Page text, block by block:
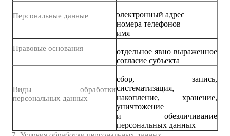
Персональные данные
электронный адрес
номера телефонов
имя
Правовые основания
отдельное явно выраженное
согласие субъекта
Виды обработки
персональных данных
сбор, запись,
систематизация,
накопление, хранение,
уничтожение
и обезличивание
персональных данных